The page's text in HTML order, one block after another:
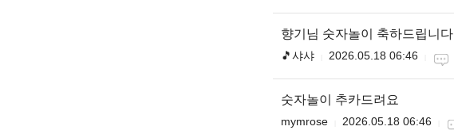
향기님 숫자놀이 축하드립니다
🎵샤샤 2026.05.18 06:46
숫자놀이 추카드려요
mymrose 2026.05.18 06:46